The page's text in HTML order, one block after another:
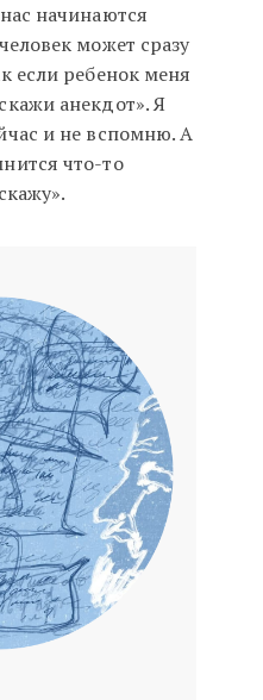
начинаются
может сразу
если ребенок меня
анекдот». Я
и не вспомню. А
что-то